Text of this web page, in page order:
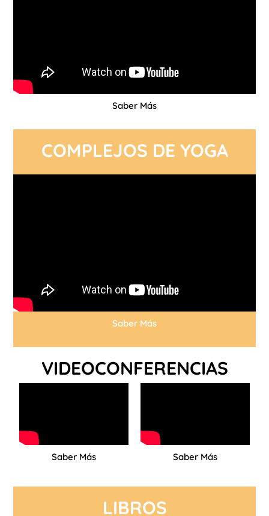
Saber Más
COMPLEJOS DE YOGA
Saber Más
VIDEOCONFERENCIAS
Saber Más Saber Más
LIBROS